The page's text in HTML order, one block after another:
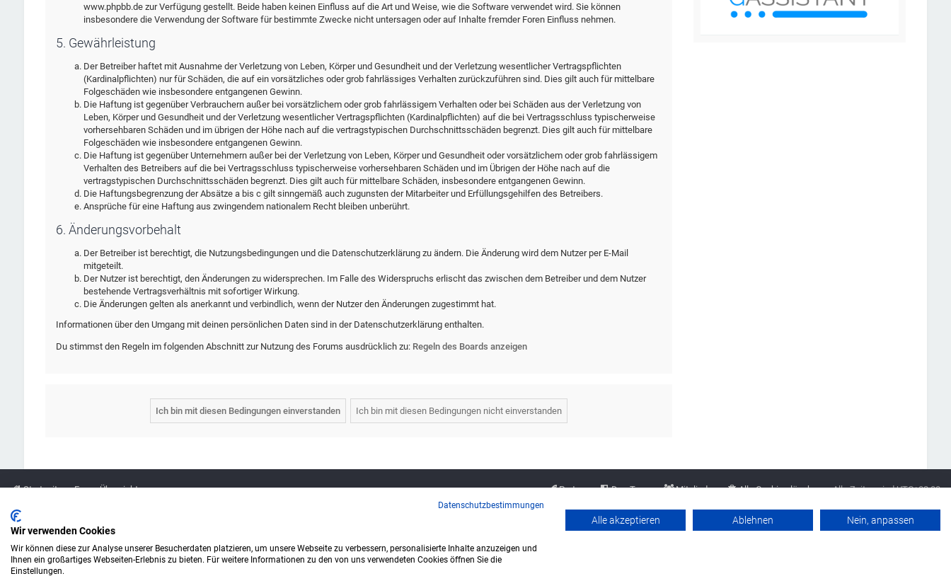
www.phpbb.de zur Verfügung gestellt. Beide haben keinen Einfluss auf die Art und Weise, wie die Software verwendet wird. Sie können
insbesondere die Verwendung der Software für bestimmte Zwecke nicht untersagen oder auf Inhalte fremder Foren Einfluss nehmen.
5. Gewährleistung
Der Betreiber haftet mit Ausnahme der Verletzung von Leben, Körper und Gesundheit und der Verletzung wesentlicher Vertragspflichten
(Kardinalpflichten) nur für Schäden, die auf ein vorsätzliches oder grob fahrlässiges Verhalten zurückzuführen sind. Dies gilt auch für mittelbare
Folgeschäden wie insbesondere entgangenen Gewinn.
Die Haftung ist gegenüber Verbrauchern außer bei vorsätzlichem oder grob fahrlässigem Verhalten oder bei Schäden aus der Verletzung von
Leben, Körper und Gesundheit und der Verletzung wesentlicher Vertragspflichten (Kardinalpflichten) auf die bei Vertragsschluss typischerweise
vorhersehbaren Schäden und im übrigen der Höhe nach auf die vertragstypischen Durchschnittsschäden begrenzt. Dies gilt auch für mittelbare
Folgeschäden wie insbesondere entgangenen Gewinn.
Die Haftung ist gegenüber Unternehmern außer bei der Verletzung von Leben, Körper und Gesundheit oder vorsätzlichem oder grob fahrlässigem
Verhalten des Betreibers auf die bei Vertragsschluss typischerweise vorhersehbaren Schäden und im Übrigen der Höhe nach auf die
vertragstypischen Durchschnittsschäden begrenzt. Dies gilt auch für mittelbare Schäden, insbesondere entgangenen Gewinn.
Die Haftungsbegrenzung der Absätze a bis c gilt sinngemäß auch zugunsten der Mitarbeiter und Erfüllungsgehilfen des Betreibers.
Ansprüche für eine Haftung aus zwingendem nationalem Recht bleiben unberührt.
6. Änderungsvorbehalt
Der Betreiber ist berechtigt, die Nutzungsbedingungen und die Datenschutzerklärung zu ändern. Die Änderung wird dem Nutzer per E-Mail
mitgeteilt.
Der Nutzer ist berechtigt, den Änderungen zu widersprechen. Im Falle des Widerspruchs erlischt das zwischen dem Betreiber und dem Nutzer
bestehende Vertragsverhältnis mit sofortiger Wirkung.
Die Änderungen gelten als anerkannt und verbindlich, wenn der Nutzer den Änderungen zugestimmt hat.
Informationen über den Umgang mit deinen persönlichen Daten sind in der Datenschutzerklärung enthalten.
Du stimmst den Regeln im folgenden Abschnitt zur Nutzung des Forums ausdrücklich zu: Regeln des Boards anzeigen
Startseite Foren-Übersicht Alle Zeiten sindUTC+02:00
Alle Cookies löschen
Mitglieder
Das Team
Partner
Legende Impressum
Kontakt
Werbung buchen
Datenschutzerklärung
Amazon ist eine Marke von Amazon.com, Inc.
Weitere Marken und Markennamen sind Eigentum ihrer jeweiligen Inhaber.
Datenschutzbestimmungen
Wir verwenden Cookies
Wir können diese zur Analyse unserer Besucherdaten platzieren, um unsere Webseite zu verbessern, personalisierte Inhalte anzuzeigen und
Ihnen ein großartiges Webseiten-Erlebnis zu bieten. Für weitere Informationen zu den von uns verwendeten Cookies öffnen Sie die
Einstellungen.
Alle akzeptieren Ablehnen Nein, anpassen